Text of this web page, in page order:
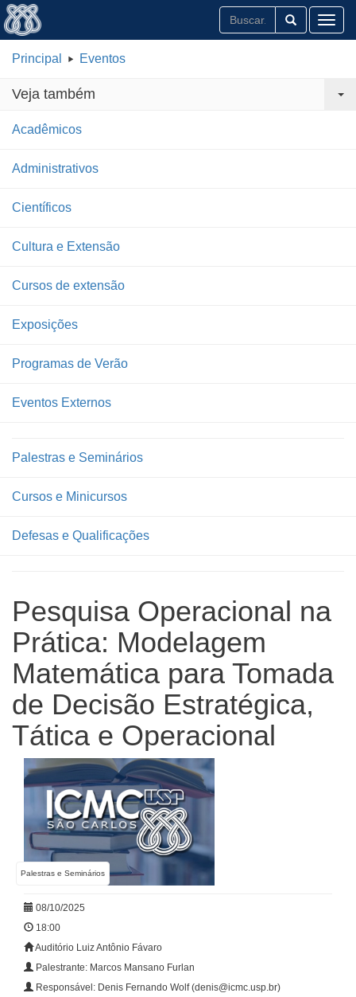
Principal Eventos
Veja também
Acadêmicos
Administrativos
Científicos
Cultura e Extensão
Cursos de extensão
Exposições
Programas de Verão
Eventos Externos
Palestras e Seminários
Cursos e Minicursos
Defesas e Qualificações
Pesquisa Operacional na
Prática: Modelagem
Matemática para Tomada
de Decisão Estratégica,
Tática e Operacional
Palestras e Seminários
08/10/2025
18:00
Auditório Luiz Antônio Fávaro
Palestrante: Marcos Mansano Furlan
Responsável: Denis Fernando Wolf (denis@icmc.usp.br)